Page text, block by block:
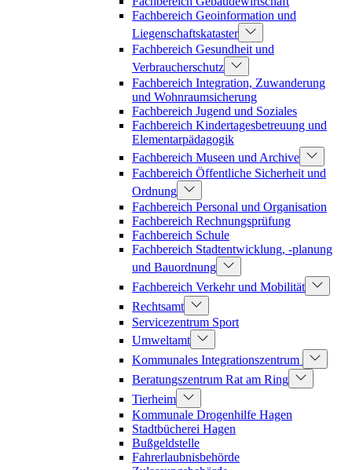
Fachbereich Geoinformation und
Liegenschaftskataster
Fachbereich Gesundheit und
Verbraucherschutz
Fachbereich Integration, Zuwanderung
und Wohnraumsicherung
Fachbereich Jugend und Soziales
Fachbereich Kindertagesbetreuung und
Elementarpädagogik
Fachbereich Museen und Archive
Fachbereich Öffentliche Sicherheit und
Ordnung
Fachbereich Personal und Organisation
Fachbereich Rechnungsprüfung
Fachbereich Schule
Fachbereich Stadtentwicklung, -planung
und Bauordnung
Fachbereich Verkehr und Mobilität
Rechtsamt
Servicezentrum Sport
Umweltamt
Kommunales Integrationszentrum
Beratungszentrum Rat am Ring
Tierheim
Kommunale Drogenhilfe Hagen
Stadtbücherei Hagen
Bußgeldstelle
Fahrerlaubnisbehörde